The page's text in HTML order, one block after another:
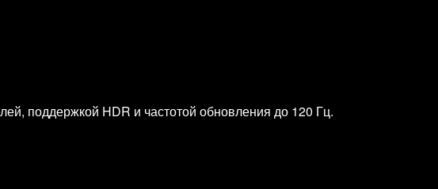
поддержкой HDR и частотой обновления до 120 Гц.